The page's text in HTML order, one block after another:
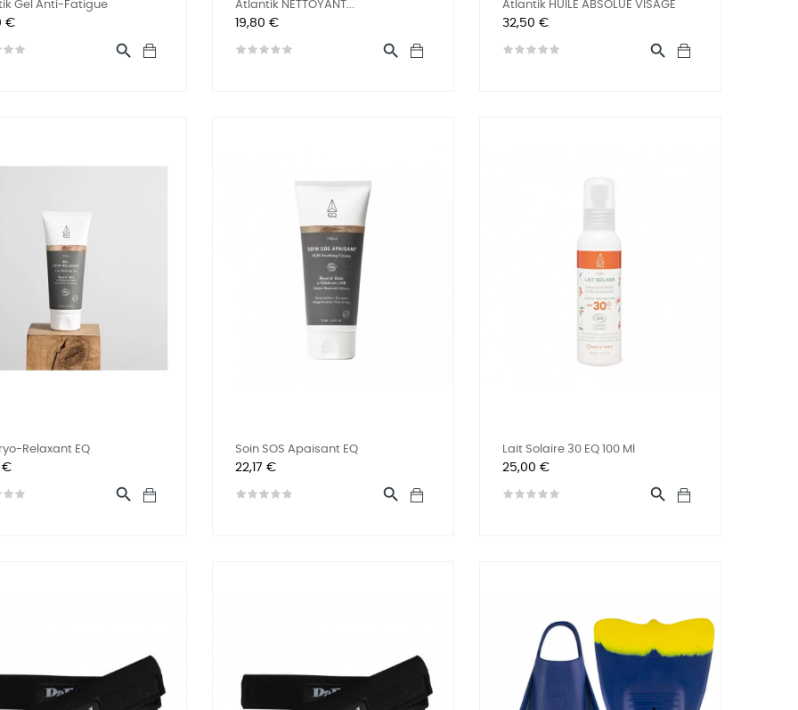
Gel Anti-Fatigue
€

Atlantik NETTOYANT...
Prix
19,80 €

Atlantik HUILE ABSOLUE VISAGE
Prix
32,50 €

Relaxant EQ
€

Soin SOS Apaisant EQ
Prix
22,17 €

Lait Solaire 30 EQ 100 Ml
Prix
25,00 €
